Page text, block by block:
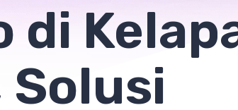
di
Solusi